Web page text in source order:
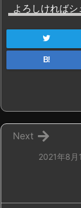
よろしければ
B!
2021年8
Next